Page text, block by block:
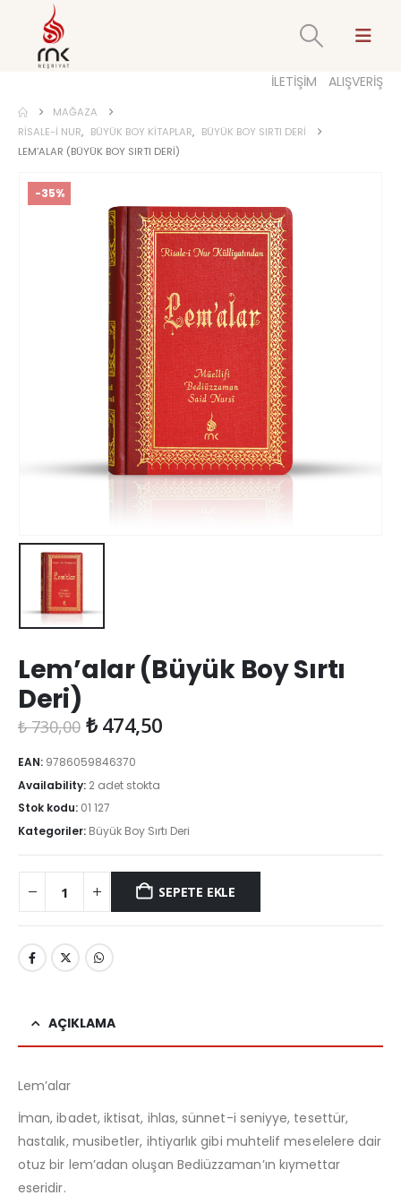
İLETİŞİM ALIŞVERİŞ
MAĞAZA
RISALE-I NUR, BÜYÜK BOY KITAPLAR, BÜYÜK BOY SIRTI DERI
LEM’ALAR (BÜYÜK BOY SIRTI DERI)
-35%
Lem’alar (Büyük Boy Sırtı
Deri)
₺730,00 Orijinal
₺ 730,00.
₺474,50
EAN: 9786059846370
Availability: 2 adet stokta
Stok kodu: 01 127
Kategoriler: Büyük Boy Sırtı Deri
SEPETE EKLE
AÇIKLAMA
Lem’alar
İman, ibadet, iktisat, ihlas, sünnet-i seniyye, tesettür,
hastalık, musibetler, ihtiyarlık gibi muhtelif meselelere dair
otuz bir lem’adan oluşan Bediüzzaman’ın kıymettar
eseridir.